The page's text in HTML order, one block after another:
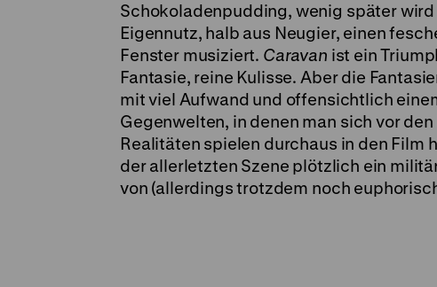
Schokoladenpudding, wenig später wird
Eigennutz, halb aus Neugier, einen
Fenster musiziert. Caravan ist ein
Fantasie, reine Kulisse. Aber die
mit viel Aufwand und offensichtlich
Gegenwelten, in denen man sich vor
Realitäten spielen durchaus in den Film
der allerletzten Szene plötzlich ein
von (allerdings trotzdem noch